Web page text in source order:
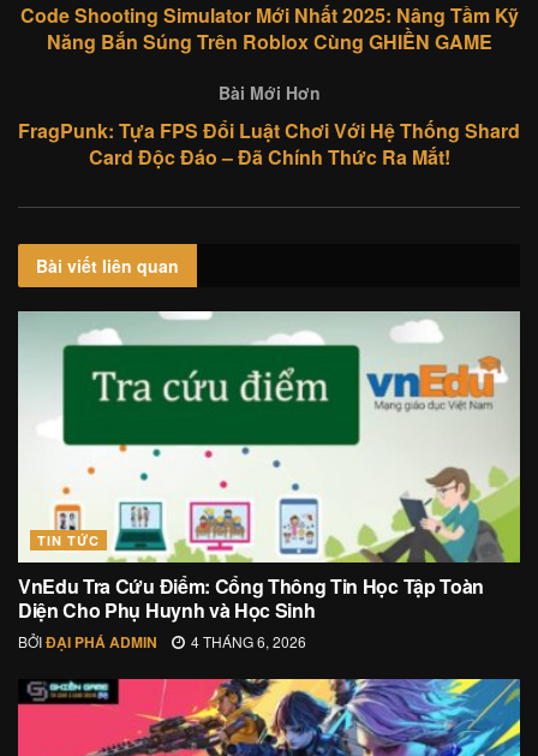
Code Shooting Simulator Mới Nhất 2025: Nâng Tầm Kỹ
Năng Bắn Súng Trên Roblox Cùng GHIỀN GAME
Bài Mới Hơn
FragPunk: Tựa FPS Đổi Luật Chơi Với Hệ Thống Shard
Card Độc Đáo – Đã Chính Thức Ra Mắt!
Bài viết liên quan
TIN TỨC
VnEdu Tra Cứu Điểm: Cổng Thông Tin Học Tập Toàn
Diện Cho Phụ Huynh và Học Sinh
BỞIĐẠI PHÁ ADMIN 4 THÁNG 6, 2026